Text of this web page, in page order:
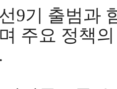
9기 출범과
주요 정책
.